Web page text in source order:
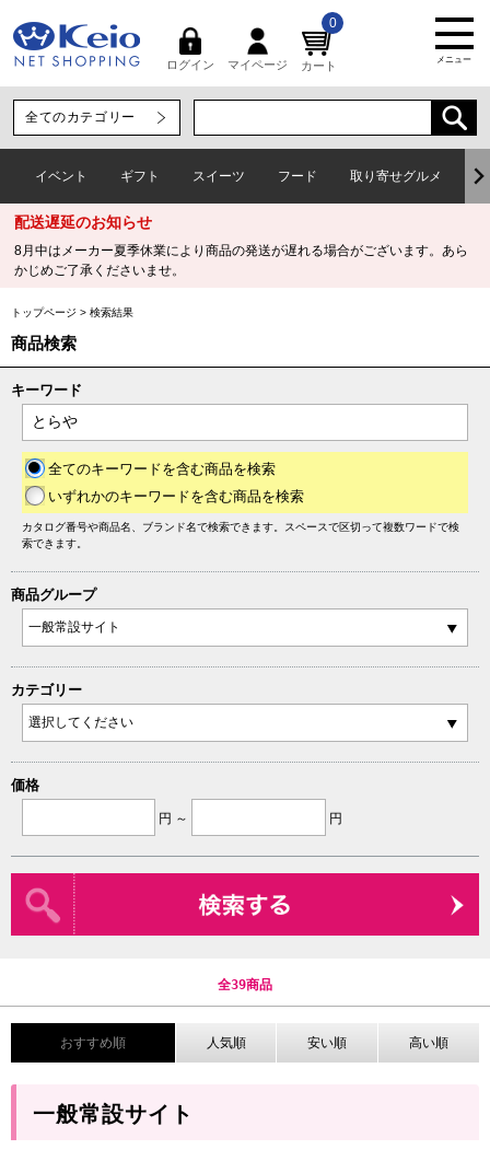
ログイン マイページ カート
0
メニュー
イベント ギフト スイーツ フード 取り寄せグルメ
配送遅延のお知らせ
8月中はメーカー夏季休業により商品の発送が遅れる場合がございます。あら
かじめご了承くださいませ。
トップページ > 検索結果
商品検索
キーワード
全てのキーワードを含む商品を検索
いずれかのキーワードを含む商品を検索
カタログ番号や商品名、ブランド名で検索できます。スペースで区切って複数ワードで検
索できます。
商品グループ
カテゴリー
価格
円 ～ 円
全39商品
おすすめ順 人気順 安い順 高い順
一般常設サイト